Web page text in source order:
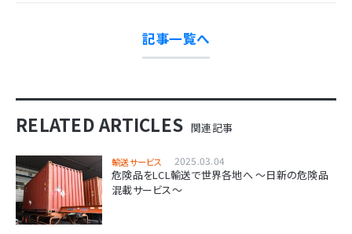
記事一覧へ
RELATED ARTICLES 関連記事
輸送サービス 2025.03.04
危険品をLCL輸送で世界各地へ ～日新の危険品
混載サービス～